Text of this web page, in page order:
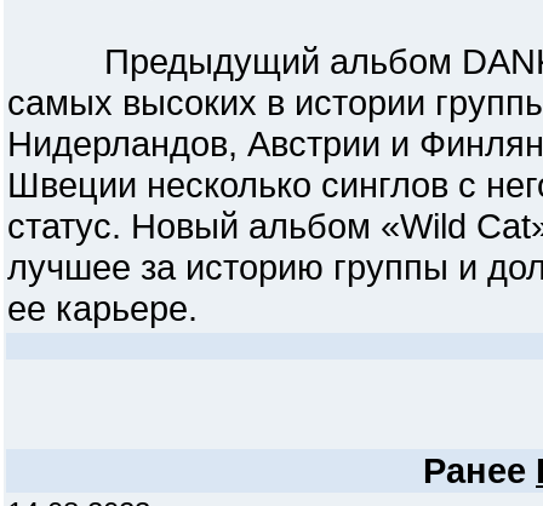
Предыдущий альбом
самых высоких в истории
Нидерландов, Австрии и
Швеции несколько синглов с
статус. Новый альбом «Wild
лучшее за историю группы и
ее карьере.
Ранее